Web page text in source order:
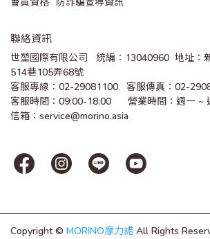
聯絡資訊
世堃國際有限公司   統編：13040960  地址：
514巷105弄68號
客服專線：02-29081100   客服傳真：02-
客服時間：09:00-18:00      營業時間：週一 ~
信箱：service@morino.asia
Copyright © MORINO摩力諾 All Rights